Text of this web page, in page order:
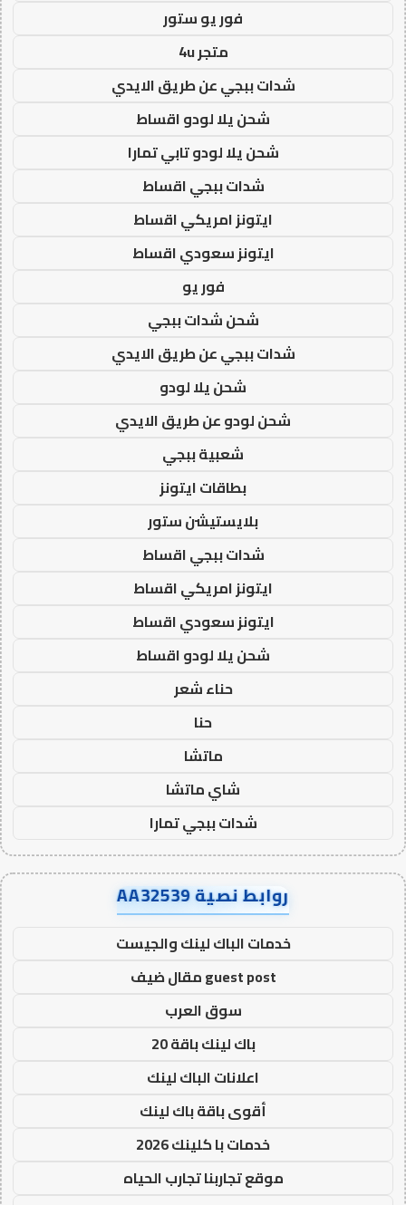
فور يو ستور
متجر 4u
شدات ببجي عن طريق الايدي
شحن يلا لودو اقساط
شحن يلا لودو تابي تمارا
شدات ببجي اقساط
ايتونز امريكي اقساط
ايتونز سعودي اقساط
فور يو
شحن شدات ببجي
شدات ببجي عن طريق الايدي
شحن يلا لودو
شحن لودو عن طريق الايدي
شعبية ببجي
بطاقات ايتونز
بلايستيشن ستور
شدات ببجي اقساط
ايتونز امريكي اقساط
ايتونز سعودي اقساط
شحن يلا لودو اقساط
حناء شعر
حنا
ماتشا
شاي ماتشا
شدات ببجي تمارا
روابط نصية AA32539
خدمات الباك لينك والجيست
guest post مقال ضيف
سوق العرب
باك لينك باقة 20
اعلانات الباك لينك
أقوى باقة باك لينك
خدمات با كلينك 2026
موقع تجاربنا تجارب الحياه